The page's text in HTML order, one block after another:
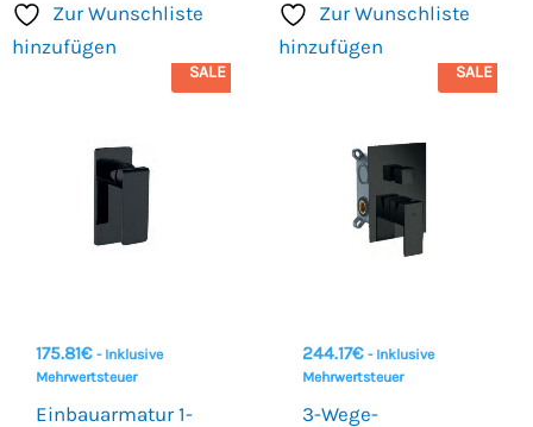
Zur Wunschliste
hinzufügen
SALE
175.81€ - Inklusive
Mehrwertsteuer
Einbauarmatur 1-
Zur Wunschliste
hinzufügen
SALE
244.17€ - Inklusive
Mehrwertsteuer
3-Wege-